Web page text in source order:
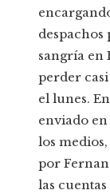
sangría en
perder casi
el lunes.
enviado en
los
por
las